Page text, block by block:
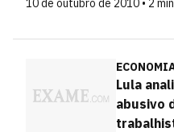
Lula
abusivo